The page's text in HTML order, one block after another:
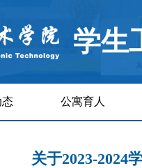
学生
态 公寓育人
关于2023-2024